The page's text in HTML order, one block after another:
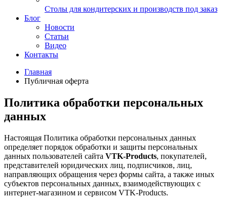
Cтолы для кондитерских и производств под заказ
Блог
Новости
Статьи
Видео
Контакты
Главная
Публичная оферта
Политика обработки персональных
данных
Настоящая Политика обработки персональных данных
определяет порядок обработки и защиты персональных
данных пользователей сайта VTK-Products, покупателей,
представителей юридических лиц, подписчиков, лиц,
направляющих обращения через формы сайта, а также иных
субъектов персональных данных, взаимодействующих с
интернет-магазином и сервисом VTK-Products.